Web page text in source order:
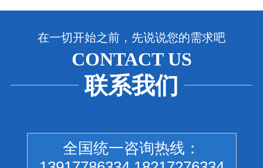
在一切开始之前，先说说您的需求吧
CONTACT US
联系我们
全国统一咨询热线：